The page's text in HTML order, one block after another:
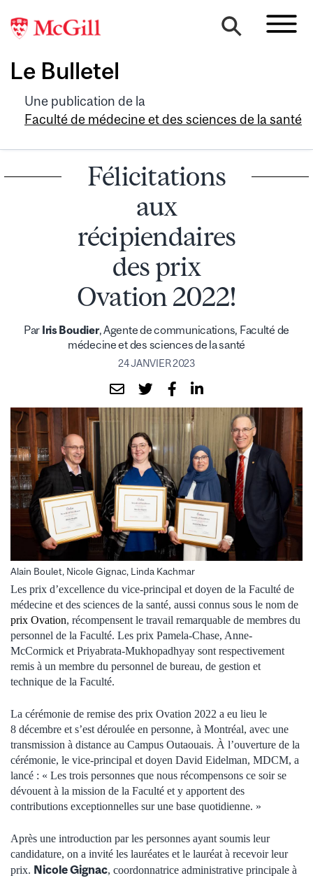
Le Bulletel
Une publication de la
Faculté de médecine et des sciences de la santé
Félicitations
aux
récipiendaires
des prix
Ovation 2022!
Par Iris Boudier, Agente de communications, Faculté de
médecine et des sciences de la santé
24 JANVIER 2023
Alain Boulet, Nicole Gignac, Linda Kachmar
Les prix d’excellence du vice-principal et doyen de la Faculté de
médecine et des sciences de la santé, aussi connus sous le nom de
prix Ovation, récompensent le travail remarquable de membres du
personnel de la Faculté. Les prix Pamela-Chase, Anne-
McCormick et Priyabrata-Mukhopadhyay sont respectivement
remis à un membre du personnel de bureau, de gestion et
technique de la Faculté.
La cérémonie de remise des prix Ovation 2022 a eu lieu le
8 décembre et s’est déroulée en personne, à Montréal, avec une
transmission à distance au Campus Outaouais. À l’ouverture de la
cérémonie, le vice-principal et doyen David Eidelman, MDCM, a
lancé : « Les trois personnes que nous récompensons ce soir se
dévouent à la mission de la Faculté et y apportent des
contributions exceptionnelles sur une base quotidienne. »
Après une introduction par les personnes ayant soumis leur
candidature, on a invité les lauréates et le lauréat à recevoir leur
prix. Nicole Gignac, coordonnatrice administrative principale à